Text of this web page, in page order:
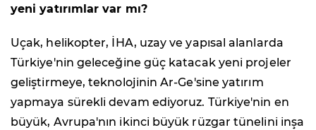
yeni yatırımlar var mı?
Uçak, helikopter, İHA, uzay ve yapısal alanlarda
Türkiye'nin geleceğine güç katacak yeni projeler
geliştirmeye, teknolojinin Ar-Ge'sine yatırım
yapmaya sürekli devam ediyoruz. Türkiye'nin en
büyük, Avrupa'nın ikinci büyük rüzgar tünelini inşa